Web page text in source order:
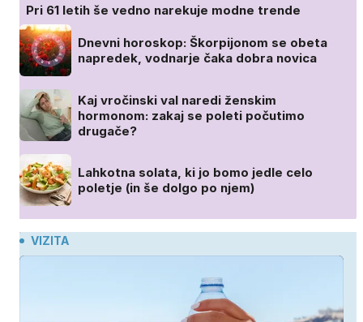
Pri 61 letih še vedno narekuje modne trende
Dnevni horoskop: Škorpijonom se obeta
napredek, vodnarje čaka dobra novica
Kaj vročinski val naredi ženskim
hormonom: zakaj se poleti počutimo
drugače?
Lahkotna solata, ki jo bomo jedle celo
poletje (in še dolgo po njem)
VIZITA